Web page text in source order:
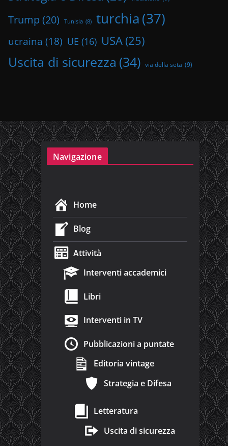
Trump (20) Tunisia (8) turchia(37)
ucraina (18) UE (16) USA (25)
Uscita di sicurezza (34) via della seta (9)
Navigazione
Home
Blog
Attività
Interventi accademici
Libri
Interventi in TV
Pubblicazioni a puntate
Editoria vintage
Strategia e Difesa
Letteratura
Uscita di sicurezza